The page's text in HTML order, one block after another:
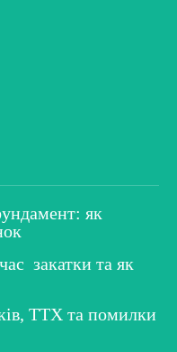
як
закатки та як
ТТХ та помилки